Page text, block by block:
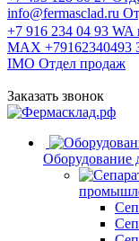
info@fermasclad.ru
+7 916 234 04 93 WA
MAX +79162340493
IMO Отдел продаж
Заказать звонок
Оборудование